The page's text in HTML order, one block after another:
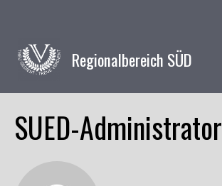
Regionalbereich SÜD
SUED-Administrator